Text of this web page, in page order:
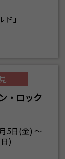
」
・ロック
5日(金) ～
)